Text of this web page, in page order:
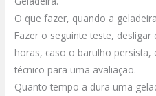
O que fazer, quando a
Fazer o seguinte teste,
horas, caso o barulho
técnico para uma avaliação.
Quanto tempo a dura uma